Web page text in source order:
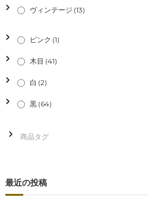
ヴィンテージ (13)
ピンク (1)
木目 (41)
白 (2)
黒 (64)
最近の投稿